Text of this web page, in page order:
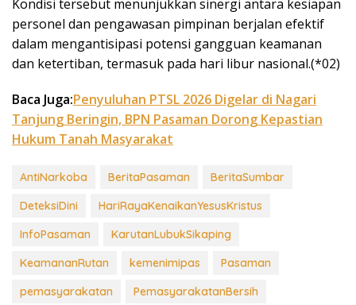
Kondisi tersebut menunjukkan sinergi antara kesiapan
personel dan pengawasan pimpinan berjalan efektif
dalam mengantisipasi potensi gangguan keamanan
dan ketertiban, termasuk pada hari libur nasional.(*02)
Baca Juga:Penyuluhan PTSL 2026 Digelar di Nagari
Tanjung Beringin, BPN Pasaman Dorong Kepastian
Hukum Tanah Masyarakat
AntiNarkoba BeritaPasaman
BeritaSumbar
DeteksiDini
HariRayaKenaikanYesusKristus
InfoPasaman
KarutanLubukSikaping
KeamananRutan
kemenimipas
Pasaman
pemasyarakatan
PemasyarakatanBersih